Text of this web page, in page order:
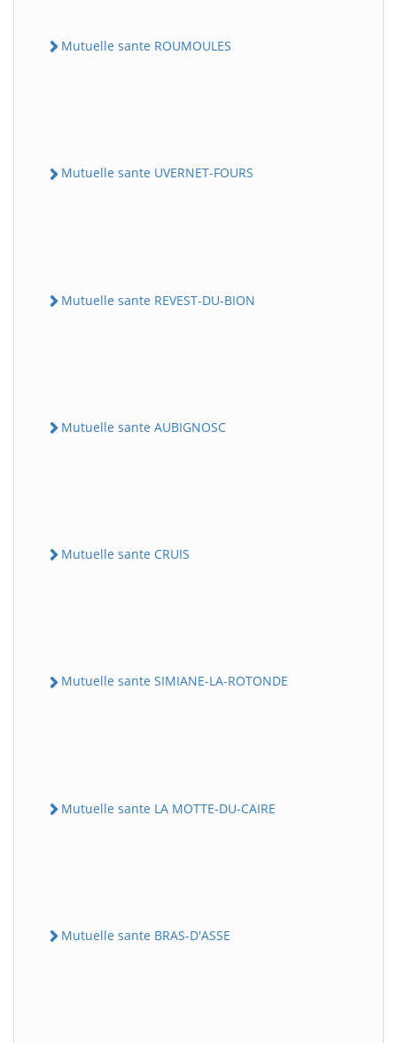
Mutuelle sante ROUMOULES
Mutuelle sante UVERNET-FOURS
Mutuelle sante REVEST-DU-BION
Mutuelle sante AUBIGNOSC
Mutuelle sante CRUIS
Mutuelle sante SIMIANE-LA-ROTONDE
Mutuelle sante LA MOTTE-DU-CAIRE
Mutuelle sante BRAS-D'ASSE